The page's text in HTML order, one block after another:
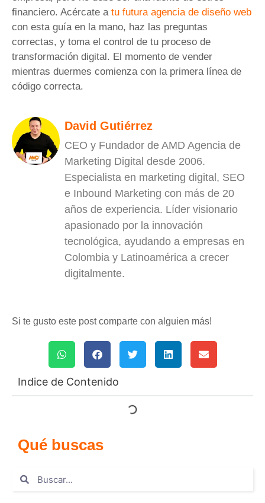
financiero. Acércate a tu futura agencia de diseño web
con esta guía en la mano, haz las preguntas
correctas, y toma el control de tu proceso de
transformación digital. El momento de vender
mientras duermes comienza con la primera línea de
código correcta.
David Gutiérrez
CEO y Fundador de AMD Agencia de
Marketing Digital desde 2006.
Especialista en marketing digital, SEO
e Inbound Marketing con más de 20
años de experiencia. Líder visionario
apasionado por la innovación
tecnológica, ayudando a empresas en
Colombia y Latinoamérica a crecer
digitalmente.
Si te gusto este post comparte con alguien más!
Indice de Contenido
Qué buscas